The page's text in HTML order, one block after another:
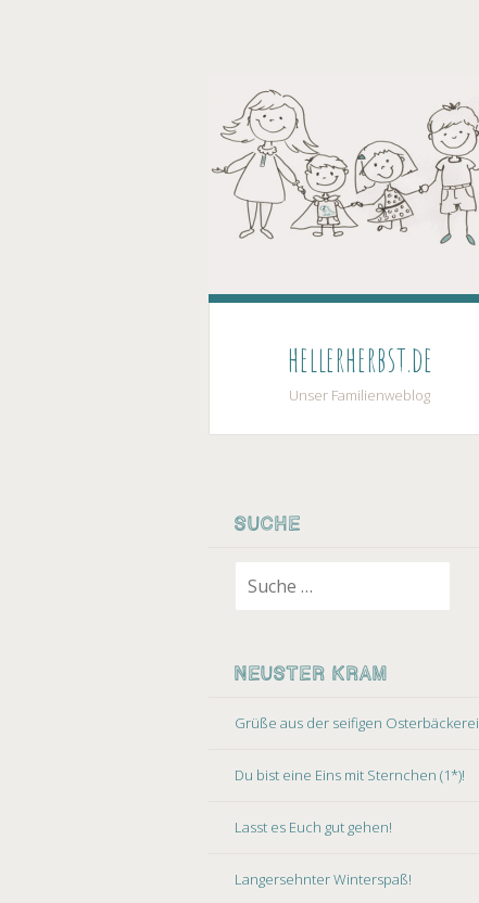
hellerherbst.de
Unser Familienweblog
SUCHE
NEUSTER KRAM
Grüße aus der seifigen Osterbäckerei
Du bist eine Eins mit Sternchen (1*)!
Lasst es Euch gut gehen!
Langersehnter Winterspaß!